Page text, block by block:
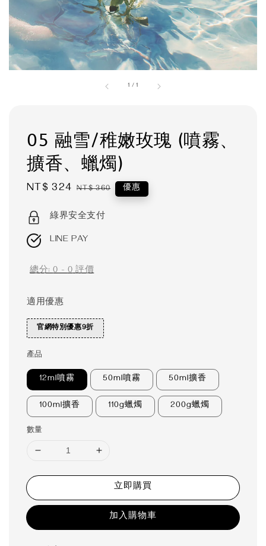
1 /1
05 融雪/稚嫩玫瑰 (噴霧、
擴香、蠟燭)
Sale
NT$ 324 Regular
NT$ 360 優惠
綠界安全支付
LINE PAY
總分:0-0評價
適用優惠
官網特別優惠9折
產品
12ml噴霧 50ml噴霧 50ml擴香
100ml擴香 110g蠟燭 200g蠟燭
數量
立即購買
加入購物車